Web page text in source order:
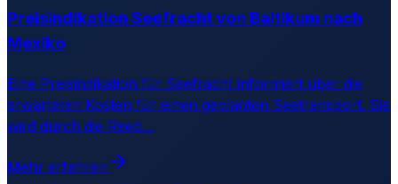
Preisindikation Seefracht von Baltikum nach
Mexiko
Eine Preisindikation für Seefracht informiert über die
erwarteten Kosten für einen geplanten Seetransport. Sie
wird durch die Reed…
Mehr erfahren